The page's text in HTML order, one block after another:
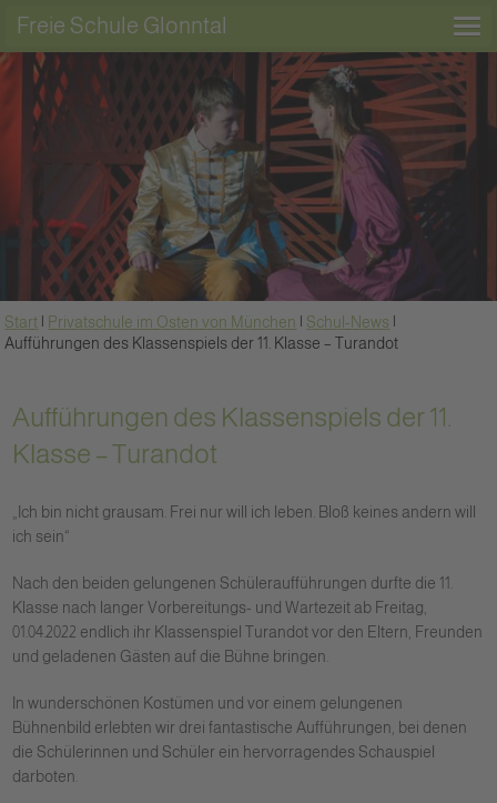
Freie Schule Glonntal
Start | Privatschule im Osten von München | Schul-News |
Aufführungen des Klassenspiels der 11. Klasse – Turandot
Aufführungen des Klassenspiels der 11.
Klasse – Turandot
„Ich bin nicht grausam. Frei nur will ich leben. Bloß keines andern will
ich sein“
Nach den beiden gelungenen Schüleraufführungen durfte die 11.
Klasse nach langer Vorbereitungs- und Wartezeit ab Freitag,
01.04.2022 endlich ihr Klassenspiel Turandot vor den Eltern, Freunden
und geladenen Gästen auf die Bühne bringen.
In wunderschönen Kostümen und vor einem gelungenen
Bühnenbild erlebten wir drei fantastische Aufführungen, bei denen
die Schülerinnen und Schüler ein hervorragendes Schauspiel
darboten.